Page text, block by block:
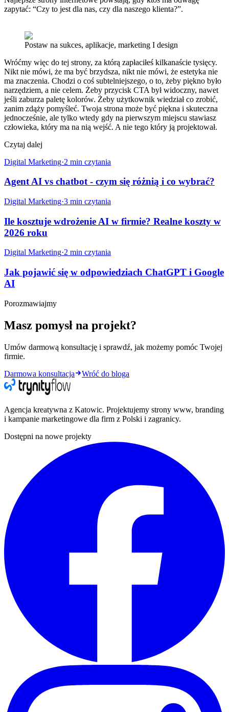
zapytać: “Czy to jest dla nas, czy dla naszego klienta?”.
Postaw na sukces, aplikacje, marketing I design
Wróćmy więc do tej strony, za którą zapłaciłeś kilkanaście tysięcy.
Nikt nie mówi, że ma być brzydsza, nikt nie mówi, że estetyka nie
ma znaczenia. Chodzi o coś subtelniejszego, o to, żeby piękno było
narzędziem, a nie celem. Żeby przycisk CTA był widoczny, nawet
jeśli zaburza paletę kolorów. Żeby użytkownik wiedział co zrobić,
zanim zdąży pomyśleć. Twoja strona może być piękna i skuteczna
jednocześnie, ale tylko wtedy gdy na pierwszym miejscu stawiasz
człowieka, który ma na nią wejść. A nie tego który ją projektował.
Czytaj dalej
Digital Marketing·2 min czytania
Agent AI vs chatbot - czym się różnią i co wybrać?
Digital Marketing·3 min czytania
Ile kosztuje wdrożenie AI w firmie? Realne koszty w
2026 roku
Digital Marketing·2 min czytania
Jak pojawić się w odpowiedziach ChatGPT i Google
AI
Porozmawiajmy
Masz pomysł na projekt?
Umów darmową konsultację i sprawdź, jak możemy pomóc Twojej
firmie.
Darmowa konsultacja
Wróć do bloga
Agencja kreatywna z Katowic. Projektujemy strony www, branding
i kampanie marketingowe dla firm z Polski i zagranicy.
Dostępni na nowe projekty